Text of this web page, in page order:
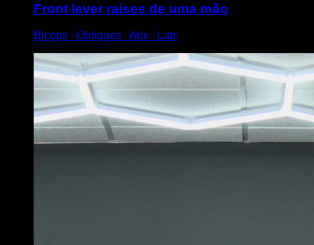
Front lever raises de uma mão
Biceps ∙ Obliques ∙ Abs ∙ Lats